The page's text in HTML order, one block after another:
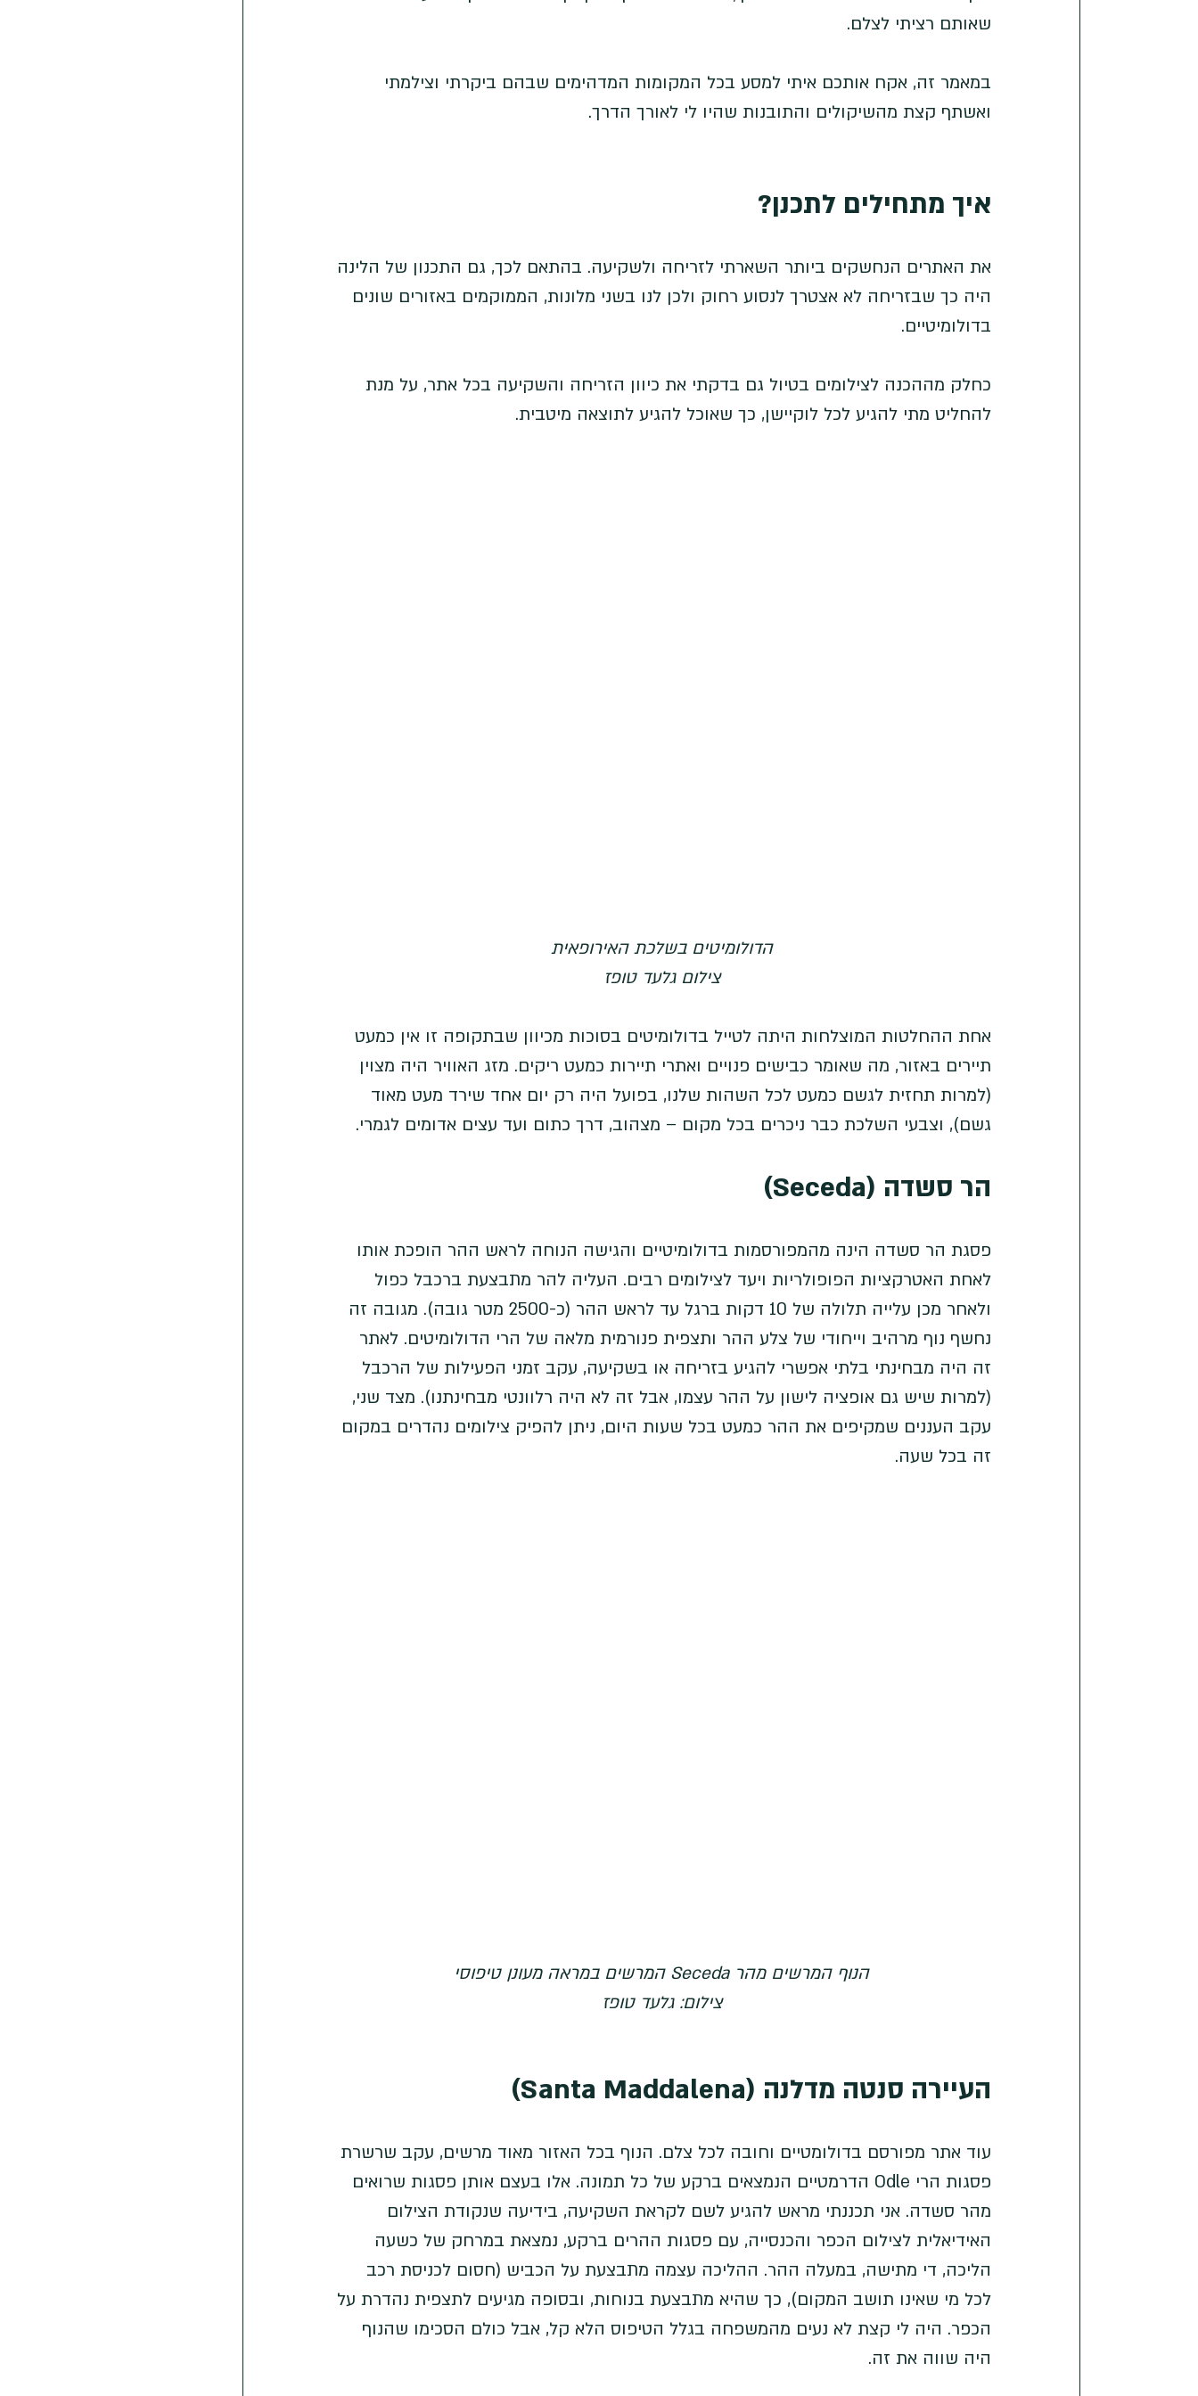
שאותם רציתי לצלם.
במאמר זה, אקח אותכם איתי למסע בכל המקומות המדהימים שבהם ביקרתי וצילמתי
ואשתף קצת מהשיקולים והתובנות שהיו לי לאורך הדרך.
איך מתחילים לתכנן?
את האתרים הנחשקים ביותר השארתי לזריחה ולשקיעה. בהתאם לכך, גם התכנון של הלינה
היה כך שבזריחה לא אצטרך לנסוע רחוק ולכן לנו בשני מלונות, הממוקמים באזורים שונים
בדולומיטיים.
כחלק מההכנה לצילומים בטיול גם בדקתי את כיוון הזריחה והשקיעה בכל אתר, על מנת
להחליט מתי להגיע לכל לוקיישן, כך שאוכל להגיע לתוצאה מיטבית.
הדולומיטים בשלכת האירופאית
צילום גלעד טופז
אחת ההחלטות המוצלחות היתה לטייל בדולומיטים בסוכות מכיוון שבתקופה זו אין כמעט
תיירים באזור, מה שאומר כבישים פנויים ואתרי תיירות כמעט ריקים. מזג האוויר היה מצוין
(למרות תחזית לגשם כמעט לכל השהות שלנו, בפועל היה רק יום אחד שירד מעט מאוד
גשם), וצבעי השלכת כבר ניכרים בכל מקום – מצהוב, דרך כתום ועד עצים אדומים לגמרי.
הר סשדה (Seceda)
פסגת הר סשדה הינה מהמפורסמות בדולומיטיים והגישה הנוחה לראש ההר הופכת אותו
לאחת האטרקציות הפופולריות ויעד לצילומים רבים. העליה להר מתבצעת ברכבל כפול
ולאחר מכן עלייה תלולה של 10 דקות ברגל עד לראש ההר (כ-2500 מטר גובה). מגובה זה
נחשף נוף מרהיב וייחודי של צלע ההר ותצפית פנורמית מלאה של הרי הדולומיטים. לאתר
זה היה מבחינתי בלתי אפשרי להגיע בזריחה או בשקיעה, עקב זמני הפעילות של הרכבל
(למרות שיש גם אופציה לישון על ההר עצמו, אבל זה לא היה רלוונטי מבחינתנו). מצד שני,
עקב העננים שמקיפים את ההר כמעט בכל שעות היום, ניתן להפיק צילומים נהדרים במקום
זה בכל שעה.
הנוף המרשים מהר Seceda המרשים במראה מעונן טיפוסי
צילום: גלעד טופז
העיירה סנטה מדלנה (Santa Maddalena)
עוד אתר מפורסם בדולומטיים וחובה לכל צלם. הנוף בכל האזור מאוד מרשים, עקב שרשרת
פסגות הרי Odle הדרמטיים הנמצאים ברקע של כל תמונה. אלו בעצם אותן פסגות שרואים
מהר סשדה. אני תכננתי מראש להגיע לשם לקראת השקיעה, בידיעה שנקודת הצילום
האידיאלית לצילום הכפר והכנסייה, עם פסגות ההרים ברקע, נמצאת במרחק של כשעה
הליכה, די מתישה, במעלה ההר. ההליכה עצמה מתבצעת על הכביש (חסום לכניסת רכב
לכל מי שאינו תושב המקום), כך שהיא מתבצעת בנוחות, ובסופה מגיעים לתצפית נהדרת על
הכפר. היה לי קצת לא נעים מהמשפחה בגלל הטיפוס הלא קל, אבל כולם הסכימו שהנוף
היה שווה את זה.